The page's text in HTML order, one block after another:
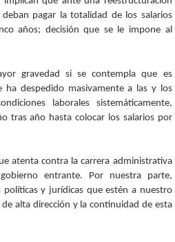
pagar la totalidad de los salarios
años; decisión que se le impone al
gravedad si se contempla que es
ha despedido masivamente a las y los
laborales sistemáticamente,
tras año hasta colocar los salarios por
atenta contra la carrera administrativa
entrante. Por nuestra parte,
políticas y jurídicas que estén a nuestro
alta dirección y la continuidad de esta